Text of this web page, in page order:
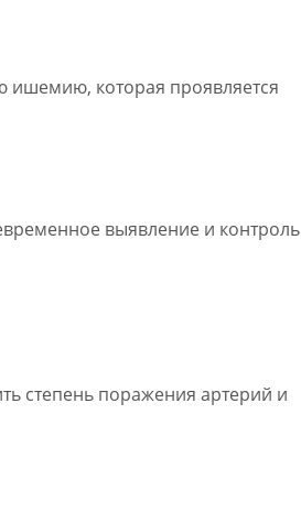
ишемию, которая проявляется
выявление и контроль
степень поражения артерий и